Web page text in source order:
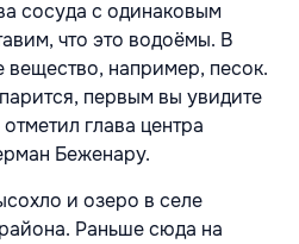
сосуда с одинаковым
что это водоёмы. В
например, песок.
первым вы увидите
глава центра
Беженару.
и озеро в селе
Раньше сюда на